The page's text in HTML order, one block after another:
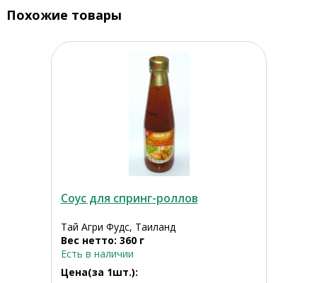
Похожие товары
Соус для спринг-роллов
Тай Агри Фудс, Таиланд
Вес нетто: 360 г
Есть в наличии
Цена(за 1шт.):